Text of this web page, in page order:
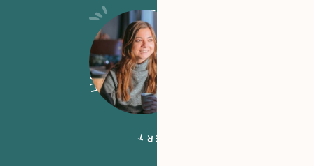
L’AVIS DE L’EXPERT
L’AVIS DE L’EXPERT